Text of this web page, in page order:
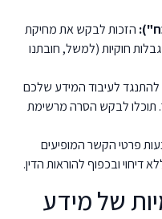
הזכות לבקש את מחיקת
חוקיות (למשל, חובתנו
להתנגד לעיבוד המידע שלכם
תוכלו לבקש הסרה מרשימת
פרטי הקשר המופיעים
דיחוי ובכפוף להוראות הדין.